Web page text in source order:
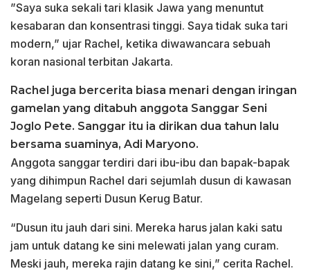
”Saya suka sekali tari klasik Jawa yang menuntut
kesabaran dan konsentrasi tinggi. Saya tidak suka tari
modern,” ujar Rachel, ketika diwawancara sebuah
koran nasional terbitan Jakarta.
Rachel juga bercerita biasa menari dengan iringan
gamelan yang ditabuh anggota Sanggar Seni
Joglo Pete. Sanggar itu ia dirikan dua tahun lalu
bersama suaminya, Adi Maryono.
Anggota sanggar terdiri dari ibu-ibu dan bapak-bapak
yang dihimpun Rachel dari sejumlah dusun di kawasan
Magelang seperti Dusun Kerug Batur.
“Dusun itu jauh dari sini. Mereka harus jalan kaki satu
jam untuk datang ke sini melewati jalan yang curam.
Meski jauh, mereka rajin datang ke sini,” cerita Rachel.